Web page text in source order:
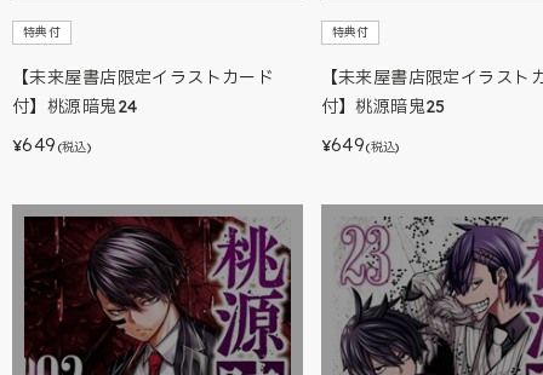
特典付
【未来屋書店限定イラストカード
付】桃源暗鬼24
¥649 (税込)
特典付
【未来屋書店限定イラスト
付】桃源暗鬼25
¥649(税込)